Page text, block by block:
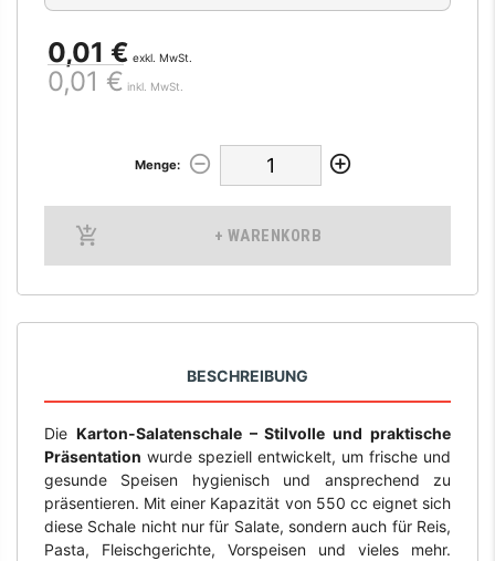
0,01 € exkl. MwSt.
0,01 € inkl. MwSt.
Menge:
+ WARENKORB
BESCHREIBUNG
Die Karton-Salatenschale – Stilvolle und praktische
Präsentation wurde speziell entwickelt, um frische und
gesunde Speisen hygienisch und ansprechend zu
präsentieren. Mit einer Kapazität von 550 cc eignet sich
diese Schale nicht nur für Salate, sondern auch für Reis,
Pasta, Fleischgerichte, Vorspeisen und vieles mehr.